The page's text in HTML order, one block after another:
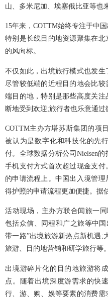
山、多米尼加、埃塞俄比亚等也
15年来，COTTM始终专注于中
特别是长线目的地资源聚集在
的风向标。
不仅如此，出境旅行模式也发生
尽管较低端的近程目的地会比
端目的地，特别是那些高度关
断地受到欢迎;旅行者也乐意通过
COTTM主办方塔苏斯集团的项
被认为是数字化和科技化的先
付。全球数据分析公司Nielsen
手机支付方式首次超过现金支
的申请流程上。中国出入境管
得护照的申请流程更加便捷。据
活动现场，主办方联合闻旅一
包括众信、同程和广之旅等中
带一路”出境旅游新热点新机遇;
旅游、目的地营销和研学旅行等。
出境游碎片化的目的地旅游将
点。随着出境深度游需求的快
行、游、购、娱等要素的消费